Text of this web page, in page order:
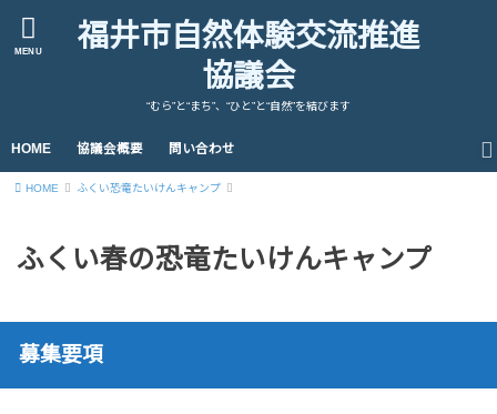
MENU
福井市自然体験交流推進
協議会
“むら”と“まち”、“ひと”と“自然”を結びます
HOME 協議会概要 問い合わせ
HOME ふくい恐竜たいけんキャンプ
ふくい春の恐竜たいけんキャンプ
募集要項